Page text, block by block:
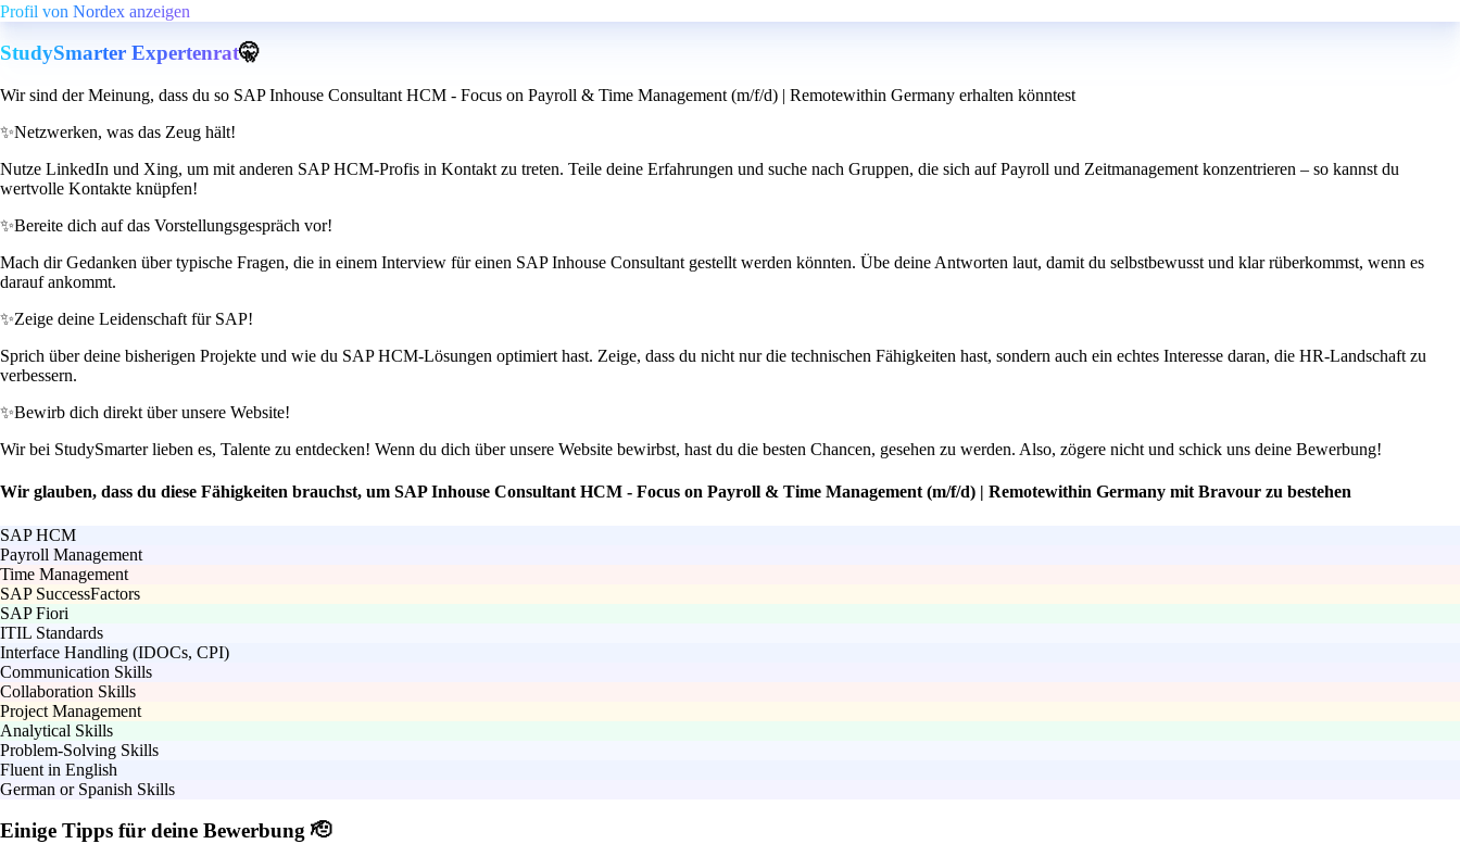
Profil von Nordex anzeigen
StudySmarter Expertenrat🤫
Wir sind der Meinung, dass du so SAP Inhouse Consultant HCM - Focus on Payroll & Time Management (m/f/d) | Remotewithin Germany erhalten könntest
✨Netzwerken, was das Zeug hält!
Nutze LinkedIn und Xing, um mit anderen SAP HCM-Profis in Kontakt zu treten. Teile deine Erfahrungen und suche nach Gruppen, die sich auf Payroll und Zeitmanagement konzentrieren – so kannst du
wertvolle Kontakte knüpfen!
✨Bereite dich auf das Vorstellungsgespräch vor!
Mach dir Gedanken über typische Fragen, die in einem Interview für einen SAP Inhouse Consultant gestellt werden könnten. Übe deine Antworten laut, damit du selbstbewusst und klar rüberkommst, wenn es
darauf ankommt.
✨Zeige deine Leidenschaft für SAP!
Sprich über deine bisherigen Projekte und wie du SAP HCM-Lösungen optimiert hast. Zeige, dass du nicht nur die technischen Fähigkeiten hast, sondern auch ein echtes Interesse daran, die HR-Landschaft zu
verbessern.
✨Bewirb dich direkt über unsere Website!
Wir bei StudySmarter lieben es, Talente zu entdecken! Wenn du dich über unsere Website bewirbst, hast du die besten Chancen, gesehen zu werden. Also, zögere nicht und schick uns deine Bewerbung!
Wir glauben, dass du diese Fähigkeiten brauchst, um SAP Inhouse Consultant HCM - Focus on Payroll & Time Management (m/f/d) | Remotewithin Germany mit Bravour zu bestehen
SAP HCM
Payroll Management
Time Management
SAP SuccessFactors
SAP Fiori
ITIL Standards
Interface Handling (IDOCs, CPI)
Communication Skills
Collaboration Skills
Project Management
Analytical Skills
Problem-Solving Skills
Fluent in English
German or Spanish Skills
Einige Tipps für deine Bewerbung 🫡